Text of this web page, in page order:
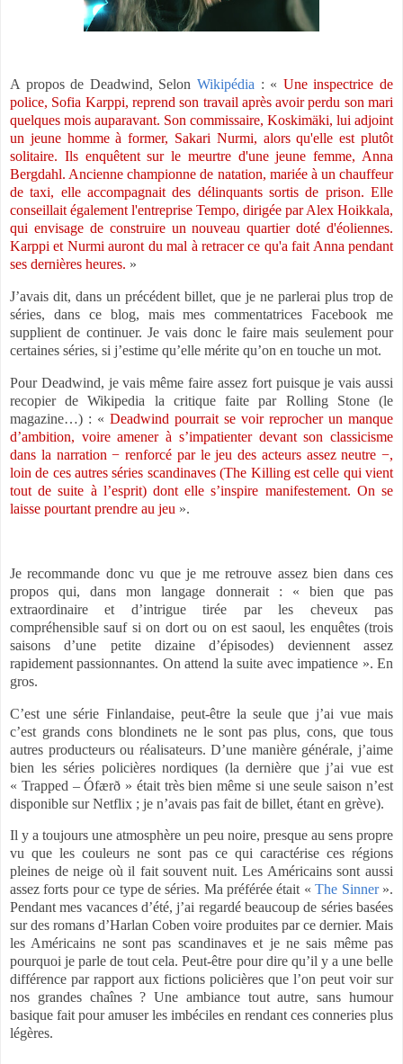
A propos de Deadwind, Selon Wikipédia : « Une inspectrice de
police, Sofia Karppi, reprend son travail après avoir perdu son mari
quelques mois auparavant. Son commissaire, Koskimäki, lui adjoint
un jeune homme à former, Sakari Nurmi, alors qu'elle est plutôt
solitaire. Ils enquêtent sur le meurtre d'une jeune femme, Anna
Bergdahl. Ancienne championne de natation, mariée à un chauffeur
de taxi, elle accompagnait des délinquants sortis de prison. Elle
conseillait également l'entreprise Tempo, dirigée par Alex Hoikkala,
qui envisage de construire un nouveau quartier doté d'éoliennes.
Karppi et Nurmi auront du mal à retracer ce qu'a fait Anna pendant
ses dernières heures. »
J’avais dit, dans un précédent billet, que je ne parlerai plus trop de
séries, dans ce blog, mais mes commentatrices Facebook me
supplient de continuer. Je vais donc le faire mais seulement pour
certaines séries, si j’estime qu’elle mérite qu’on en touche un mot.
Pour Deadwind, je vais même faire assez fort puisque je vais aussi
recopier de Wikipedia la critique faite par Rolling Stone (le
magazine…) : « Deadwind pourrait se voir reprocher un manque
d’ambition, voire amener à s’impatienter devant son classicisme
dans la narration − renforcé par le jeu des acteurs assez neutre −,
loin de ces autres séries scandinaves (The Killing est celle qui vient
tout de suite à l’esprit) dont elle s’inspire manifestement. On se
laisse pourtant prendre au jeu ».
Je recommande donc vu que je me retrouve assez bien dans ces
propos qui, dans mon langage donnerait : « bien que pas
extraordinaire et d’intrigue tirée par les cheveux pas
compréhensible sauf si on dort ou on est saoul, les enquêtes (trois
saisons d’une petite dizaine d’épisodes) deviennent assez
rapidement passionnantes. On attend la suite avec impatience ». En
gros.
C’est une série Finlandaise, peut-être la seule que j’ai vue mais
c’est grands cons blondinets ne le sont pas plus, cons, que tous
autres producteurs ou réalisateurs. D’une manière générale, j’aime
bien les séries policières nordiques (la dernière que j’ai vue est
« Trapped – Ófærð » était très bien même si une seule saison n’est
disponible sur Netflix ; je n’avais pas fait de billet, étant en grève).
Il y a toujours une atmosphère un peu noire, presque au sens propre
vu que les couleurs ne sont pas ce qui caractérise ces régions
pleines de neige où il fait souvent nuit. Les Américains sont aussi
assez forts pour ce type de séries. Ma préférée était «The Sinner».
Pendant mes vacances d’été, j’ai regardé beaucoup de séries basées
sur des romans d’Harlan Coben voire produites par ce dernier. Mais
les Américains ne sont pas scandinaves et je ne sais même pas
pourquoi je parle de tout cela. Peut-être pour dire qu’il y a une belle
différence par rapport aux fictions policières que l’on peut voir sur
nos grandes chaînes ? Une ambiance tout autre, sans humour
basique fait pour amuser les imbéciles en rendant ces conneries plus
légères.